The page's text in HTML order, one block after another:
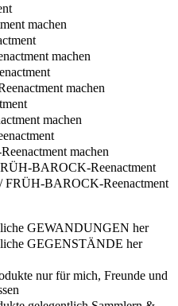
machen
machen
machen
machen
machen
BAROCK-Reenactment
BAROCK-Reenactment
GEWANDUNGEN her
GEGENSTÄNDE her
nur für mich, Freunde und